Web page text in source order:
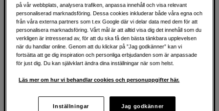
på vår webbplats, analysera trafiken, anpassa innehåll och visa relevant
personaliserad marknadsföring. Dessa cookies inkluderar både våra egna och
från våra externa partners som t.ex Google där vi delar data med dem för att
personalisera marknadsföring. Vårt mål är att alltid visa dig det innehåll som du
verkligen är intresserad av, för att du ska få den bästa tänkbara upplevelsen
när du handlar online. Genom att du klickar på ”Jag godkänner” kan vi
fortsätta att ge dig inspiration och personliga erbjudanden som är anpassade
för just dig. Du kan självklart ändra dina inställningar när som helst.
Läs mer om hur vi behandlar cookies och personuppgifter här.
Inställningar Jag godkänner